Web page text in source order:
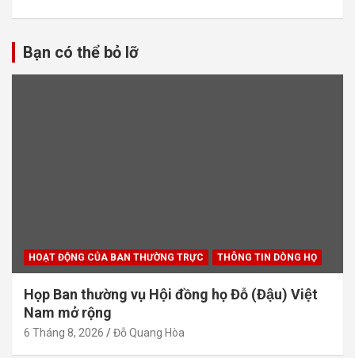
Bạn có thể bỏ lỡ
HOẠT ĐỘNG CỦA BAN THƯỜNG TRỰC THÔNG TIN DÒNG HỌ
Họp Ban thường vụ Hội đồng họ Đỗ (Đậu) Việt
Nam mở rộng
6 Tháng 8, 2026 Đỗ Quang Hòa